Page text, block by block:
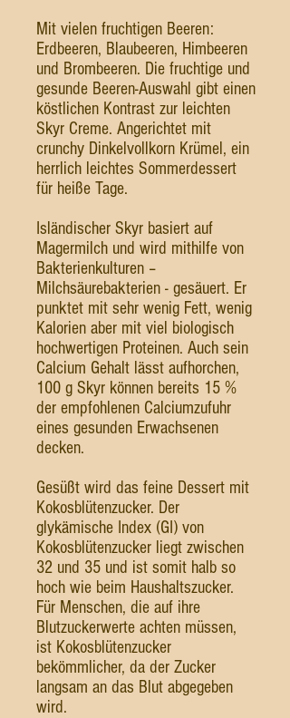
Mit vielen fruchtigen Beeren:
Erdbeeren, Blaubeeren, Himbeeren
und Brombeeren. Die fruchtige und
gesunde Beeren-Auswahl gibt einen
köstlichen Kontrast zur leichten
Skyr Creme. Angerichtet mit
crunchy Dinkelvollkorn Krümel, ein
herrlich leichtes Sommerdessert
für heiße Tage.
Isländischer Skyr basiert auf
Magermilch und wird mithilfe von
Bakterienkulturen –
Milchsäurebakterien - gesäuert. Er
punktet mit sehr wenig Fett, wenig
Kalorien aber mit viel biologisch
hochwertigen Proteinen. Auch sein
Calcium Gehalt lässt aufhorchen,
100 g Skyr können bereits 15 %
der empfohlenen Calciumzufuhr
eines gesunden Erwachsenen
decken.
Gesüßt wird das feine Dessert mit
Kokosblütenzucker. Der
glykämische Index (GI) von
Kokosblütenzucker liegt zwischen
32 und 35 und ist somit halb so
hoch wie beim Haushaltszucker.
Für Menschen, die auf ihre
Blutzuckerwerte achten müssen,
ist Kokosblütenzucker
bekömmlicher, da der Zucker
langsam an das Blut abgegeben
wird.